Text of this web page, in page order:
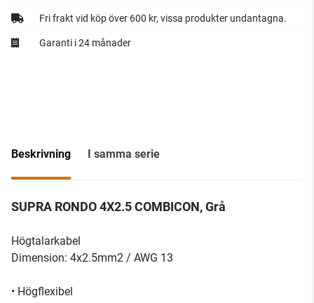
Fri frakt vid köp över 600 kr, vissa produkter undantagna.
Garanti i 24 månader
Beskrivning I samma serie
SUPRA RONDO 4X2.5 COMBICON, Grå
Högtalarkabel
Dimension: 4x2.5mm2 / AWG 13
• Högflexibel